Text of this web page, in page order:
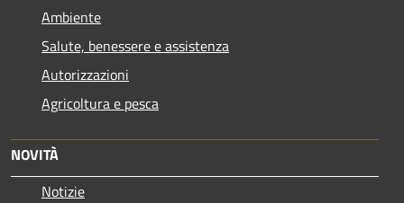
Ambiente
Salute, benessere e assistenza
Autorizzazioni
Agricoltura e pesca
NOVITÀ
Notizie